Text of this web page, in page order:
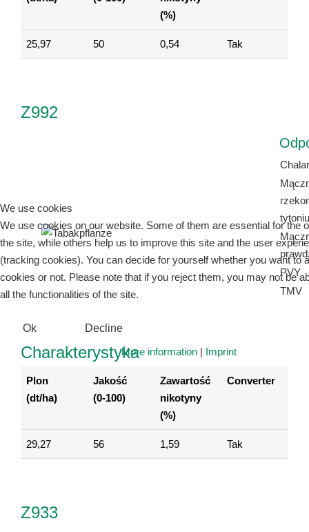
(%)
25,97 50 0,54 Tak
Z992
tytoniu
PVY
TMV
Charakterystyka
Plon
(dt/ha)
Jakość
(0-100)
Zawartość
nikotyny
(%)
Converter
29,27 56 1,59 Tak
Z933
We use cookies
We use cookies on our website. Some of them are essential for the
the site, while others help us to improve this site and the user
(tracking cookies). You can decide for yourself whether you want to
cookies or not. Please note that if you reject them, you may not be
all the functionalities of the site.
Ok
Decline
More information| Imprint